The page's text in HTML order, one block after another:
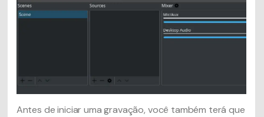
Antes de iniciar uma gravação, você também terá que